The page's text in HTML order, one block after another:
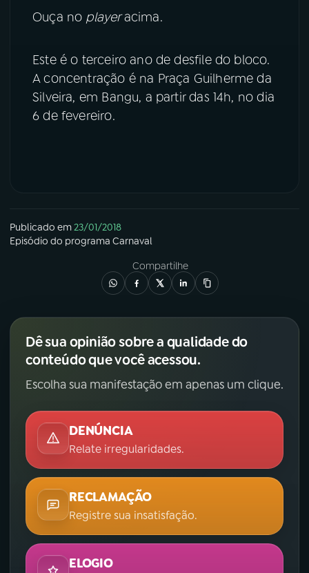
Ouça no playeracima.
Este é o terceiro ano de desfile do bloco.
A concentração é na Praça Guilherme da
Silveira, em Bangu, a partir das 14h, no dia
6 de fevereiro.
Publicado em23/01/2018
Episódio do programa Carnaval
Compartilhe
Dê sua opinião sobre a qualidade do
conteúdo que você acessou.
Escolha sua manifestação em apenas um clique.
DENÚNCIA
Relate irregularidades.
RECLAMAÇÃO
Registre sua insatisfação.
ELOGIO